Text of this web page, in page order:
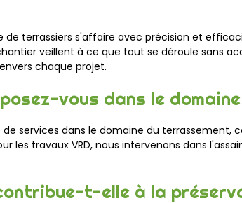
de terrassiers s'affaire avec précision et
veillent à ce que tout se déroule sans
chaque projet.
vous dans le
services dans le domaine du terrassement,
les travaux VRD, nous intervenons dans
t-elle à la